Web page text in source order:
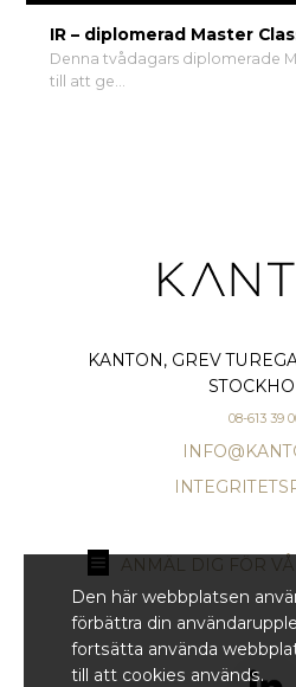
Den här webbplatsen
förbättra din
fortsätta använda
till att cookies används.
IR – diplomerad Master
Denna tvådagars diplomerade
till att ge...
KANTON, GREV
08-613 39
ANMÄL DIG FÖR